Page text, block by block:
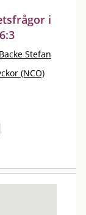
i
Backe Stefan
(NCO)